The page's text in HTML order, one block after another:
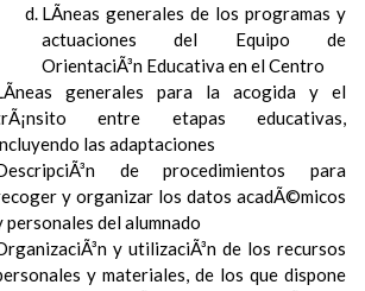
LÃ­neas generales de los programas y
actuaciones del Equipo de
OrientaciÃ³n Educativa en el Centro
generales para la acogida y el
entre etapas educativas,
las adaptaciones
de procedimientos para
y organizar los datos acadÃ©micos
personales del alumnado
y utilizaciÃ³n de los recursos
y materiales, de los que dispone